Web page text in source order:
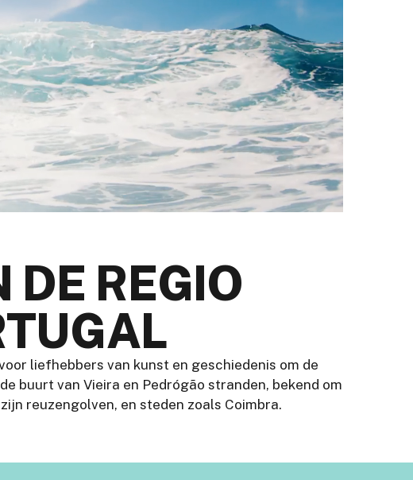
DE REGIO
liefhebbers van kunst en geschiedenis om de
buurt van Vieira en Pedrógão stranden, bekend om
reuzengolven, en steden zoals Coimbra.